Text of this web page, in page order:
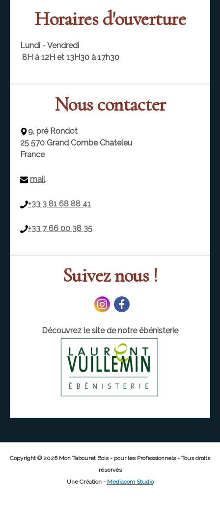
Horaires d'ouverture
Lundi - Vendredi
8H à 12H et 13H30 à 17h30
Nous contacter
9, pré Rondot
25 570 Grand Combe Chateleu
France
mail
+33 3 81 68 88 41
+33 7 66 00 38 35
Suivez nous !
Découvrez le site de notre ébénisterie
Copyright © 2026 Mon Tabouret Bois - pour les Professionnels - Tous droits
réservés
Une Création - Mediacom Studio